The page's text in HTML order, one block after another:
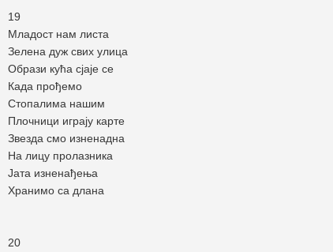
19
Mладост нам листа
Зелена дуж свих улица
Образи кућа сјаје се
Када прођемо
Стопалима нашим
Плочници играју карте
Звезда смо изненадна
На лицу пролазника
Јата изненађења
Хранимо са длана
20